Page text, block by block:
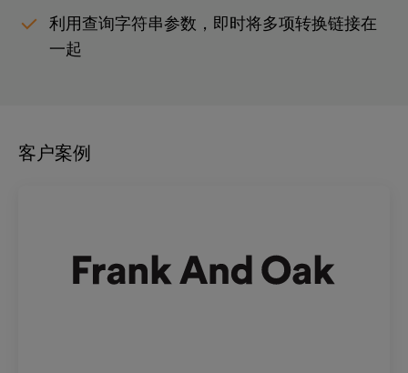
利用查询字符串参数，即时将多项转换链接在
一起
客户案例